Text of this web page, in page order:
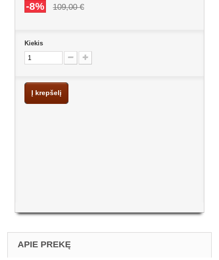
-8% 109,00 €
Kiekis
Į krepšelį
APIE PREKĘ